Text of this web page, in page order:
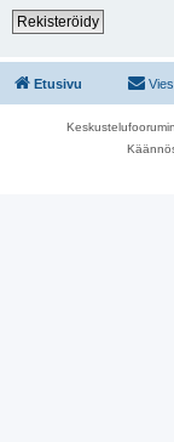
Rekisteröidy
Etusivu